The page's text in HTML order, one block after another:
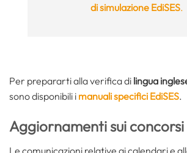
di simulazione EdiSES.
Per prepararti alla verifica di lingua
sono disponibili i manuali specifici EdiSES.
Aggiornamenti sui concorsi
Le comunicazioni relative ai calendari e